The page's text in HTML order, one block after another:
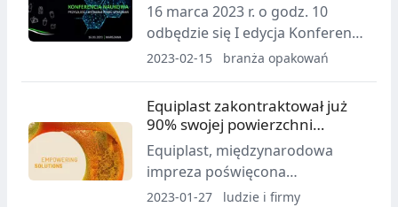
16 marca 2023 r. o godz. 10
odbędzie się I edycja Konferencji
Naukowej "Przyszłość i
organizowana przez COBRO -
warszawski oddział Łukasiewicz -
Łódzkiego Instytutu
Technologicznego mieszczącego
się przy ul. Konstancińskiej 11
2023-02-15 branża opakowań
Equiplast zakontraktował już
90% swojej powierzchni
wystawienniczej
Equiplast, międzynarodowa
impreza poświęcona
tworzywom sztucznym i gumie,
2023-01-27 ludzie i firmy